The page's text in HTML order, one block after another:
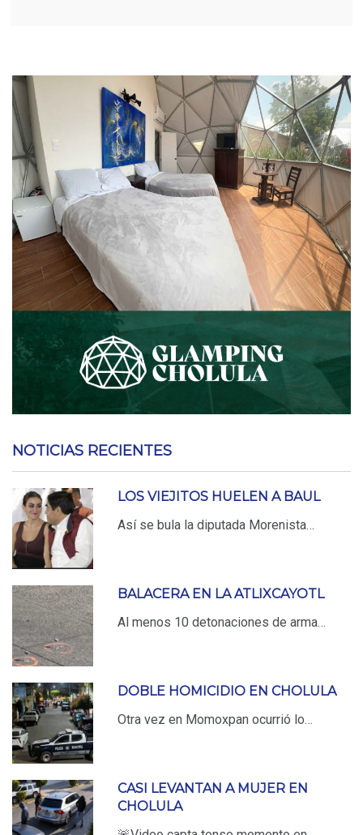
NOTICIAS RECIENTES
LOS VIEJITOS HUELEN A BAUL
Así se bula la diputada Morenista…
BALACERA EN LA ATLIXCAYOTL
Al menos 10 detonaciones de arma…
DOBLE HOMICIDIO EN CHOLULA
Otra vez en Momoxpan ocurrió lo…
CASI LEVANTAN A MUJER EN
CHOLULA